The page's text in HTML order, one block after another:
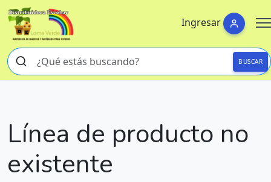
Ingresar
BUSCAR
Línea de producto no
existente